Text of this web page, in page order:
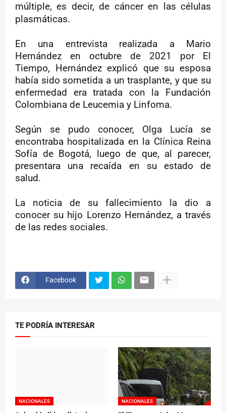
múltiple, es decir, de cáncer en las células
plasmáticas.
En una entrevista realizada a Mario
Hernández en octubre de 2021 por El
Tiempo, Hernández explicó que su esposa
había sido sometida a un trasplante, y que su
enfermedad era tratada con la Fundación
Colombiana de Leucemia y Linfoma.
Según se pudo conocer, Olga Lucía se
encontraba hospitalizada en la Clínica Reina
Sofía de Bogotá, luego de que, al parecer,
presentara una recaída en su estado de
salud.
La noticia de su fallecimiento la dio a
conocer su hijo Lorenzo Hernández, a través
de las redes sociales.
Facebook
TE PODRÍA INTERESAR
NACIONALES NACIONALES